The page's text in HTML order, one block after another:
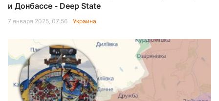
и Донбассе - Deep State
7 января 2025, 07:56 Украина